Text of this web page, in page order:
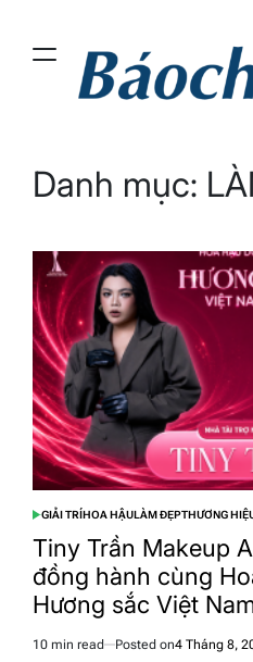
content
Việt
Danh mục:
POSTED
IN
GIẢI TRÍHOA HẬULÀM ĐẸPTHƯƠNG
Tiny Trần Makeup
đồng hành cùng
Hương sắc Việt
– Đắk Lắk
Estimated
10 min read Posted on4 Tháng 8,